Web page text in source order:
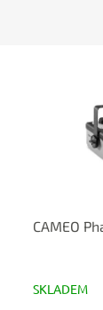
CAMEO
SKLADEM